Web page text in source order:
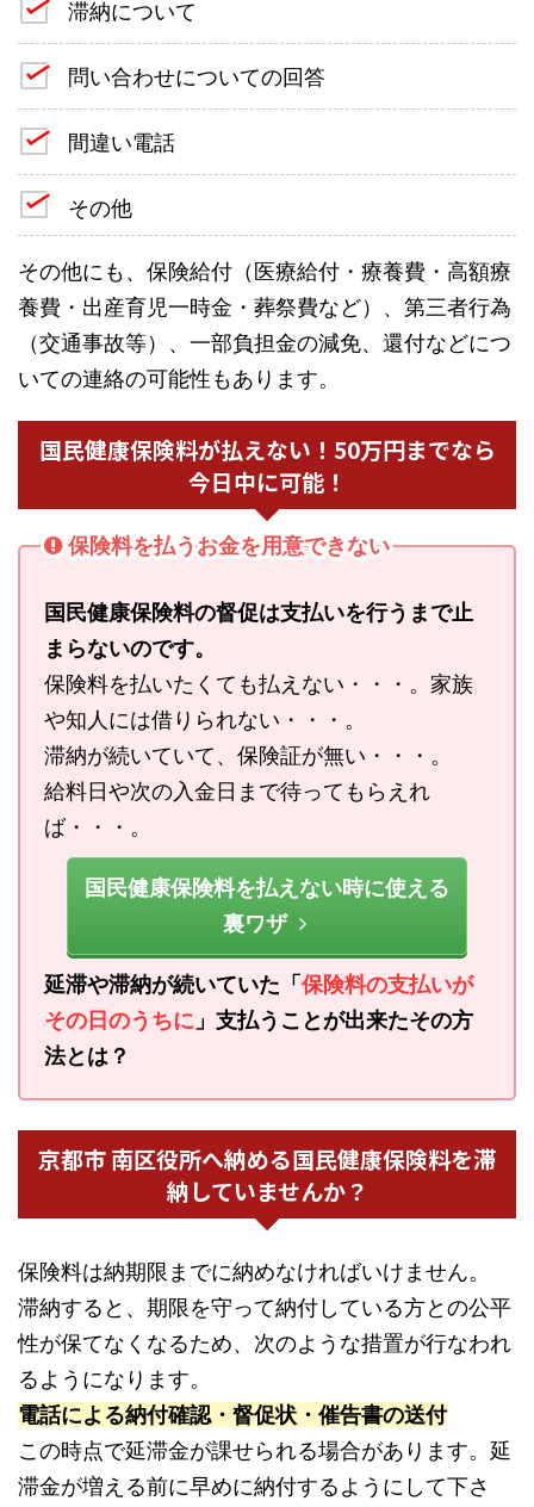
滞納について
問い合わせについての回答
間違い電話
その他
その他にも、保険給付（医療給付・療養費・高額療
養費・出産育児一時金・葬祭費など）、第三者行為
（交通事故等）、一部負担金の減免、還付などにつ
いての連絡の可能性もあります。
国民健康保険料が払えない！50万円までなら
今日中に可能！
保険料を払うお金を用意できない
国民健康保険料の督促は支払いを行うまで止
まらないのです。
保険料を払いたくても払えない・・・。家族
や知人には借りられない・・・。
滞納が続いていて、保険証が無い・・・。
給料日や次の入金日まで待ってもらえれ
ば・・・。
国民健康保険料を払えない時に使える
裏ワザ
延滞や滞納が続いていた「保険料の支払いが
その日のうちに 」支払うことが出来たその方
法とは？
京都市 南区役所へ納める国民健康保険料を滞
納していませんか？
保険料は納期限までに納めなければいけません。
滞納すると、期限を守って納付している方との公平
性が保てなくなるため、次のような措置が行なわれ
るようになります。
電話による納付確認・督促状・催告書の送付
この時点で延滞金が課せられる場合があります。延
滞金が増える前に早めに納付するようにして下さ